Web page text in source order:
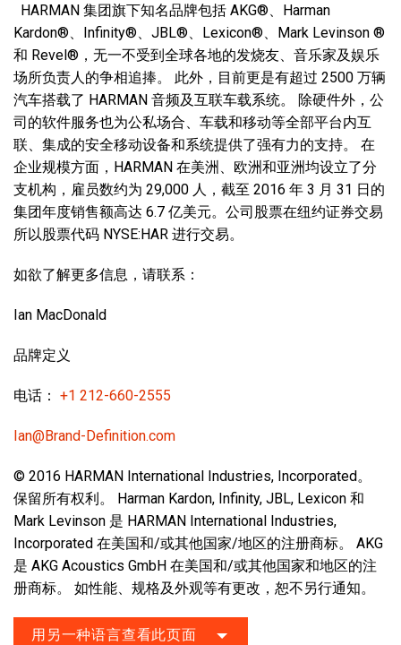
HARMAN 集团旗下知名品牌包括 AKG®、Harman
Kardon®、Infinity®、JBL®、Lexicon®、Mark Levinson ®
和 Revel®，无一不受到全球各地的发烧友、音乐家及娱乐
场所负责人的争相追捧。 此外，目前更是有超过 2500 万辆
汽车搭载了 HARMAN 音频及互联车载系统。 除硬件外，公
司的软件服务也为公私场合、车载和移动等全部平台内互
联、集成的安全移动设备和系统提供了强有力的支持。 在
企业规模方面，HARMAN 在美洲、欧洲和亚洲均设立了分
支机构，雇员数约为 29,000 人，截至 2016 年 3 月 31 日的
集团年度销售额高达 6.7 亿美元。公司股票在纽约证券交易
所以股票代码 NYSE:HAR 进行交易。
如欲了解更多信息，请联系：
Ian MacDonald
品牌定义
电话： +1 212-660-2555
Ian@Brand-Definition.com
© 2016 HARMAN International Industries, Incorporated。
保留所有权利。 Harman Kardon, Infinity, JBL, Lexicon 和
Mark Levinson 是 HARMAN International Industries,
Incorporated 在美国和/或其他国家/地区的注册商标。 AKG
是 AKG Acoustics GmbH 在美国和/或其他国家和地区的注
册商标。 如性能、规格及外观等有更改，恕不另行通知。
用另一种语言查看此页面